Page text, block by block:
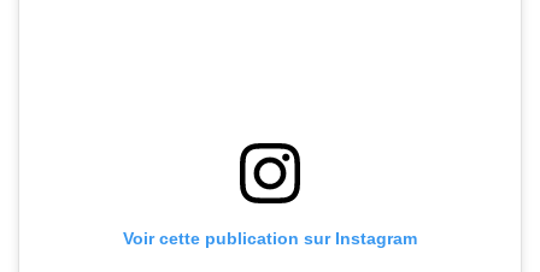
Voir cette publication sur Instagram